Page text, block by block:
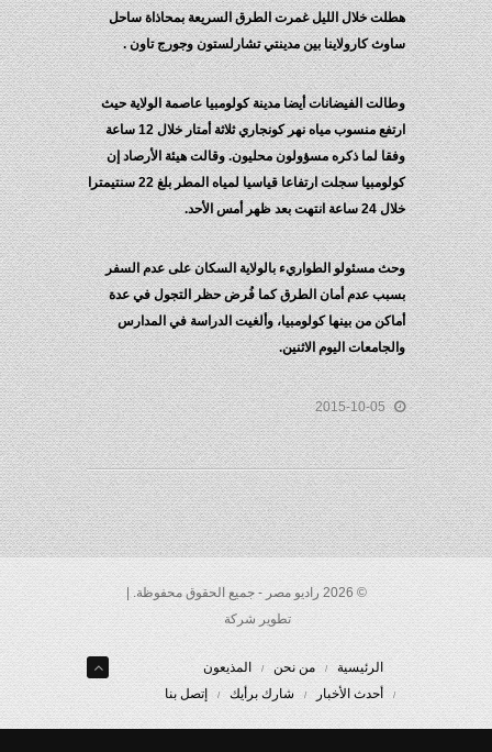
هطلت خلال الليل غمرت الطرق السريعة بمحاذاة ساحل
ساوث كارولاينا بين مدينتي تشارلستون وجورج تاون .
وطالت الفيضانات أيضا مدينة كولومبيا عاصمة الولاية حيث
ارتفع منسوب مياه نهر كونجاري ثلاثة أمتار خلال 12 ساعة
وفقا لما ذكره مسؤولون محليون. وقالت هيئة الأرصاد إن
كولومبيا سجلت ارتفاعا قياسيا لمياه المطر بلغ 22 سنتيمترا
خلال 24 ساعة انتهت بعد ظهر أمس الأحد.
وحث مسئولو الطواريء بالولاية السكان على عدم السفر
بسبب عدم أمان الطرق كما فُرض حظر التجول في عدة
أماكن من بينها كولومبيا، وألغيت الدراسة في المدارس
والجامعات اليوم الاثنين.
2015-10-05
© 2026 راديو مصر - جميع الحقوق محفوظة. |
تطوير شركة
الرئيسية من نحن
المذيعون
أحدث الأخبار
شارك برأيك إتصل بنا